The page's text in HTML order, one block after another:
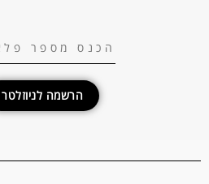
הרשמה לניוזלטר